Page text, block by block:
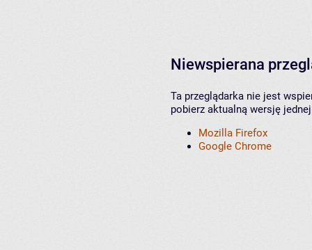
Niewspierana
Ta przeglądarka nie jest
pobierz aktualną wersję
Mozilla Firefox
Google Chrome